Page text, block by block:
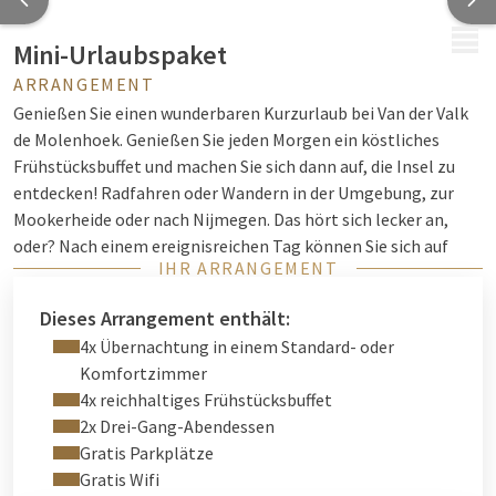
Mini-Urlaubspaket
ARRANGEMENT
Genießen Sie einen wunderbaren Kurzurlaub bei Van der Valk
de Molenhoek. Genießen Sie jeden Morgen ein köstliches
Frühstücksbuffet und machen Sie sich dann auf, die Insel zu
entdecken! Radfahren oder Wandern in der Umgebung, zur
Mookerheide oder nach Nijmegen. Das hört sich lecker an,
oder? Nach einem ereignisreichen Tag können Sie sich auf
unserer schönen Terrasse mit einem Snack und einem
Restaurant ein ausgiebiges Mittag- oder Abendessen
genießen. An zwei Abenden ist ein köstliches Drei-Gänge-
Menü in unserem Restaurant inklusive!
An Tagen, an denen Sie im Hotel bleiben, haben Sie genügend
Zeit, um die gesamte Umgebung zu entdecken. Besuchen Sie
zum Beispiel das MuZIEum oder das Freiheitsmuseum.
IHR ARRANGEMENT
Dieses Arrangement enthält:
4x Übernachtung in einem Standard- oder
Komfortzimmer
4x reichhaltiges Frühstücksbuffet
2x Drei-Gang-Abendessen
Gratis Parkplätze
Gratis Wifi